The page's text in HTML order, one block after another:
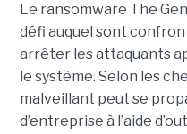
Le ransomware The
défi auquel sont
arrêter les attaquants
le système. Selon les
malveillant peut se
d’entreprise à l’aide